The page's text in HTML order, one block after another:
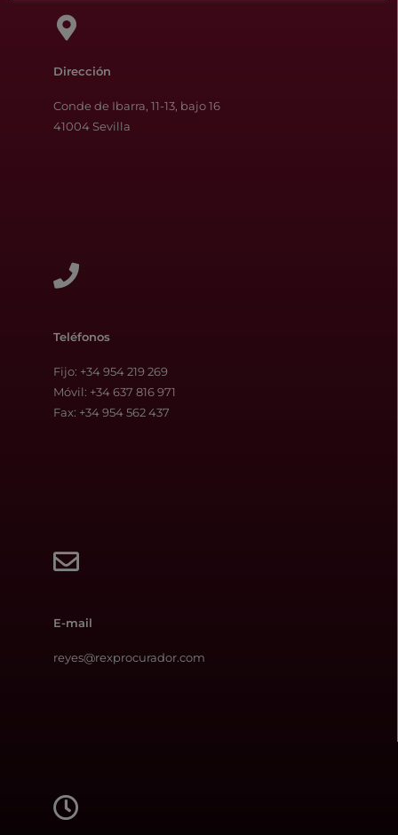
Dirección
Conde de Ibarra, 11-13, bajo 16
41004 Sevilla
Teléfonos
Fijo: +34 954 219 269
Móvil: +34 637 816 971
Fax: +34 954 562 437
E-mail
reyes@rexprocurador.com